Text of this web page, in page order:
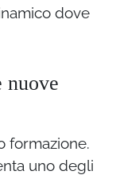
dove
formazione.
uno degli